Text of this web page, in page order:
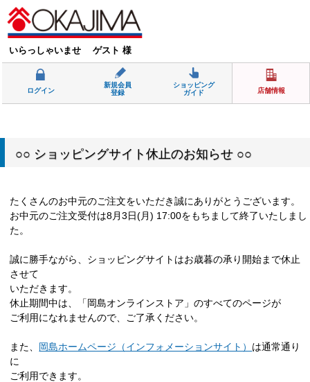
いらっしゃいませ ゲスト 様
ログイン
新規会員
登録
ショッピング
ガイド
店舗情報
○○ ショッピングサイト休止のお知らせ ○○
たくさんのお中元のご注文をいただき誠にありがとうございます。
お中元のご注文受付は8月3日(月) 17:00をもちまして終了いたしまし
た。
誠に勝手ながら、ショッピングサイトはお歳暮の承り開始まで休止
させて
いただきます。
休止期間中は、「岡島オンラインストア」のすべてのページが
ご利用になれませんので、ご了承ください。
また、 岡島ホームページ（インフォメーションサイト） は通常通り
に
ご利用できます。